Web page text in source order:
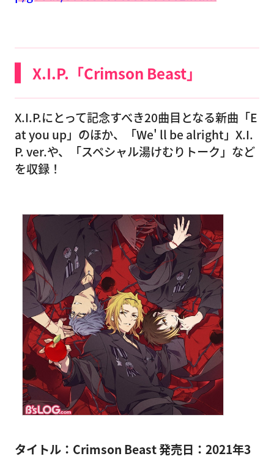
X.I.P.「Crimson Beast」
X.I.P.にとって記念すべき20曲目となる新曲「E
at you up」のほか、「We' ll be alright」X.I.
P. ver.や、「スペシャル湯けむりトーク」など
を収録！
タイトル：Crimson Beast発売日：2021年3